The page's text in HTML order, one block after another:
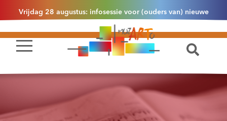
Vrijdag 28 augustus: infosessie voor (ouders van) nieuwe
leerlingen 2.1 om 13u30 in Essen